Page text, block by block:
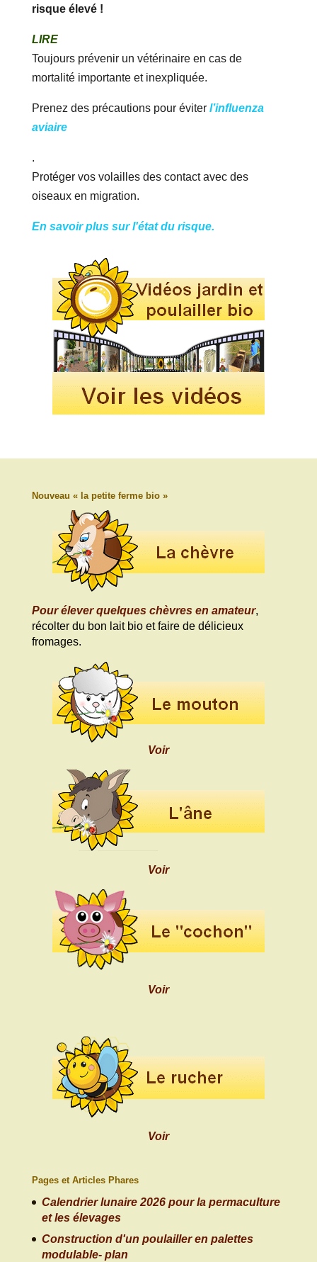
risque élevé !
LIRE
Toujours prévenir un vétérinaire en cas de
mortalité importante et inexpliquée.
Prenez des précautions pour éviter l’influenza
aviaire
.
Protéger vos volailles des contact avec des
oiseaux en migration.
En savoir plus sur l'état du risque.
Nouveau « la petite ferme bio »
Pour élever quelques chèvres en amateur,
récolter du bon lait bio et faire de délicieux
fromages.
Voir
Voir
Voir
Voir
Pages et Articles Phares
Calendrier lunaire 2026 pour la permaculture
et les élevages
Construction d'un poulailler en palettes
modulable- plan